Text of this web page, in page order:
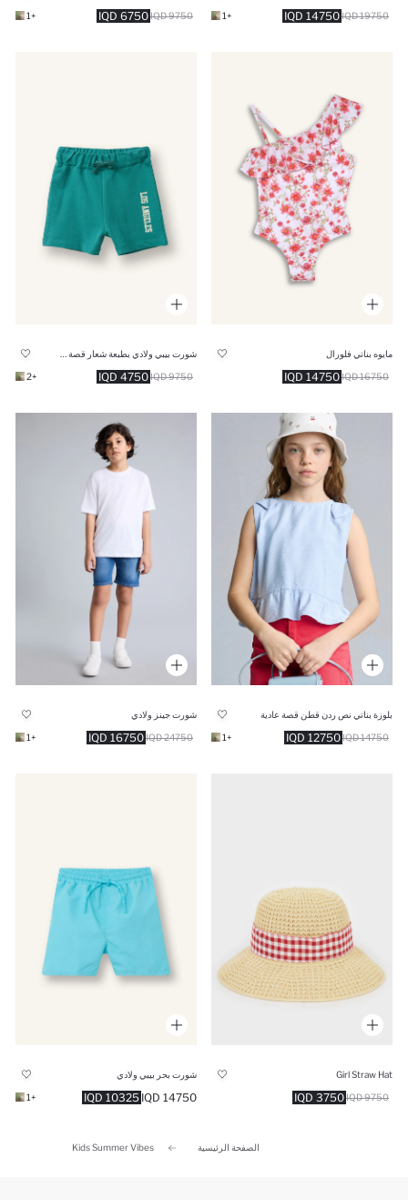
14750 IQD 19750 IQD
+1
6750 IQD 9750 IQD
+1
مايوه بناتي فلورال
14750 IQD 16750 IQD
4750 IQD 9750 IQD
+2
بلوزة بناتي نص ردن قطن قصة عادية
12750 IQD 14750 IQD
+1
شورت جينز ولادي
16750 IQD 24750 IQD
+1
Girl Straw Hat
3750 IQD 9750 IQD
شورت بحر بيبي ولادي
10325 IQD 14750 IQD
+1
الصفحة الرئيسية Kids Summer Vibes